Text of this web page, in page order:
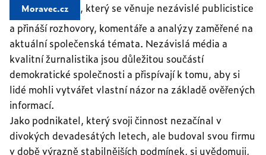
Moravec.cz
, který se věnuje nezávislé publicistice
a přináší rozhovory, komentáře a analýzy zaměřené na
aktuální společenská témata. Nezávislá média a
kvalitní žurnalistika jsou důležitou součástí
demokratické společnosti a přispívají k tomu, aby si
lidé mohli vytvářet vlastní názor na základě ověřených
informací.
Jako podnikatel, který svoji činnost nezačínal v
divokých devadesátých letech, ale budoval svou firmu
v době výrazně stabilnějších podmínek, si uvědomuji,